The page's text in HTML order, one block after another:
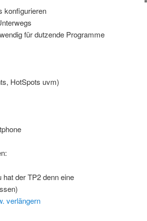
konfigurieren
für dutzende Programme
HotSpots uvm)
der TP2 denn eine
verlängern